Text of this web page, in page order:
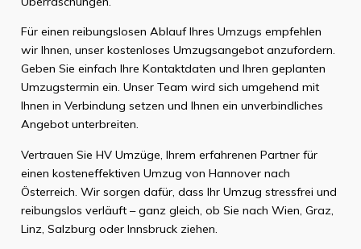
Für einen reibungslosen Ablauf Ihres Umzugs empfehlen
wir Ihnen, unser kostenloses Umzugsangebot anzufordern.
Geben Sie einfach Ihre Kontaktdaten und Ihren geplanten
Umzugstermin ein. Unser Team wird sich umgehend mit
Ihnen in Verbindung setzen und Ihnen ein unverbindliches
Angebot unterbreiten.
Vertrauen Sie HV Umzüge, Ihrem erfahrenen Partner für
einen kosteneffektiven Umzug von Hannover nach
Österreich. Wir sorgen dafür, dass Ihr Umzug stressfrei und
reibungslos verläuft – ganz gleich, ob Sie nach Wien, Graz,
Linz, Salzburg oder Innsbruck ziehen.